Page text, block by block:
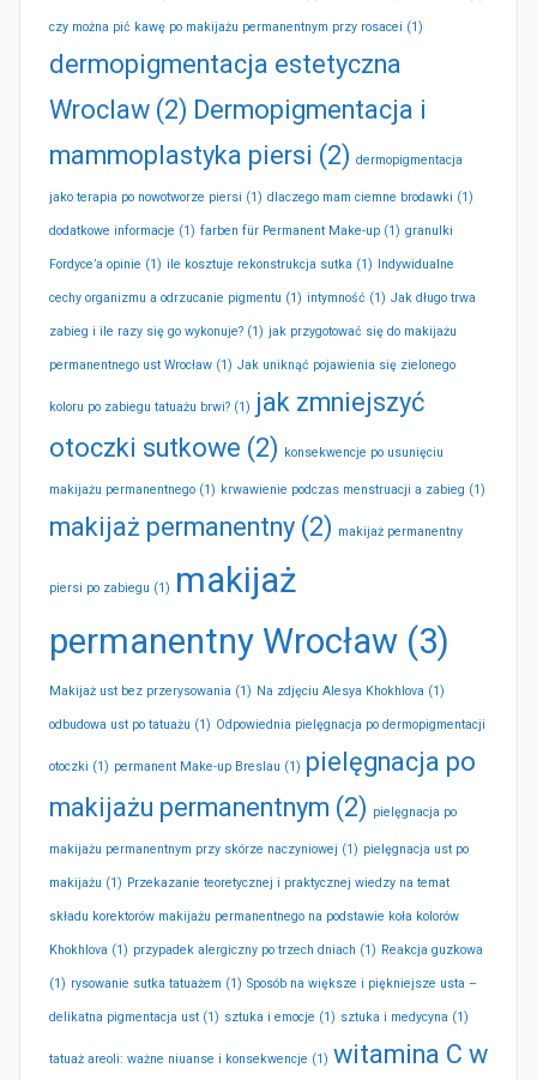
czy można pić kawę po makijażu permanentnym przy rosacei (1)
dermopigmentacja estetyczna
Wroclaw (2) Dermopigmentacja i
mammoplastyka piersi (2) dermopigmentacja
jako terapia po nowotworze piersi (1) dlaczego mam ciemne brodawki (1)
dodatkowe informacje (1) farben für Permanent Make-up (1) granulki
Fordyce’a opinie (1) ile kosztuje rekonstrukcja sutka (1) Indywidualne
cechy organizmu a odrzucanie pigmentu (1) intymność (1) Jak długo trwa
zabieg i ile razy się go wykonuje? (1) jak przygotować się do makijażu
permanentnego ust Wrocław (1) Jak uniknąć pojawienia się zielonego
koloru po zabiegu tatuażu brwi? (1) jak zmniejszyć
otoczki sutkowe (2) konsekwencje po usunięciu
makijażu permanentnego (1) krwawienie podczas menstruacji a zabieg (1)
makijaż permanentny (2) makijaż permanentny
piersi po zabiegu (1) makijaż
permanentny Wrocław (3)
Makijaż ust bez przerysowania (1) Na zdjęciu Alesya Khokhlova (1)
odbudowa ust po tatuażu (1) Odpowiednia pielęgnacja po dermopigmentacji
otoczki (1) permanent Make-up Breslau (1) pielęgnacja po
makijażu permanentnym (2) pielęgnacja po
makijażu permanentnym przy skórze naczyniowej (1) pielęgnacja ust po
makijażu (1) Przekazanie teoretycznej i praktycznej wiedzy na temat
składu korektorów makijażu permanentnego na podstawie koła kolorów
Khokhlova (1) przypadek alergiczny po trzech dniach (1) Reakcja guzkowa
(1) rysowanie sutka tatuażem (1) Sposób na większe i piękniejsze usta –
delikatna pigmentacja ust (1) sztuka i emocje (1) sztuka i medycyna (1)
tatuaż areoli: ważne niuanse i konsekwencje (1) witamina C w